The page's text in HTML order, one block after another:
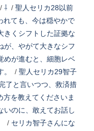
/ ⇩ / 聖人セリカ28以前
れても、今は穏やかで
きくシフトした証拠な
が、やがて大きなシフ
めが進むと、細胞レベ
/ 聖人セリカ29智子
了と言いつつ、救済措
を教えてくださいま
いのに、敢えてお話し
/ セリカ智子さんにな